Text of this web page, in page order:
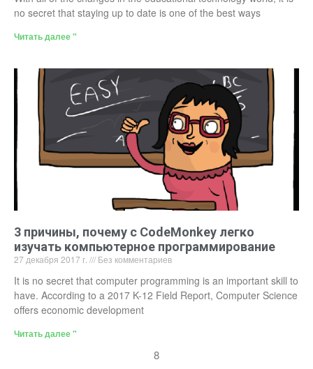
no secret that staying up to date is one of the best ways
Читать далее "
3 причины, почему с CodeMonkey легко
изучать компьютерное программирование
27 декабря 2017 г. Без комментариев
It is no secret that computer programming is an important skill to
have. According to a 2017 K-12 Field Report, Computer Science
offers economic development
Читать далее "
8